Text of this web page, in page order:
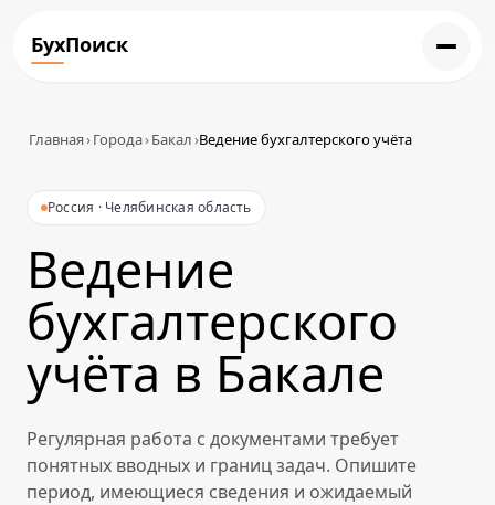
БухПоиск
Главная›Города›Бакал›Ведение бухгалтерского учёта
Россия · Челябинская область
Ведение
бухгалтерского
учёта в Бакале
Регулярная работа с документами требует
понятных вводных и границ задач. Опишите
период, имеющиеся сведения и ожидаемый